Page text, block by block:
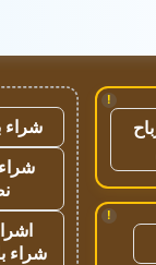
!
!
شراء
شراء